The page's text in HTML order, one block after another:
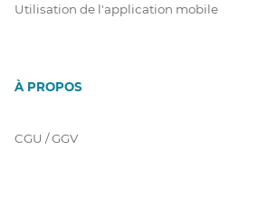
Utilisation de l'application mobile
À PROPOS
CGU / GGV